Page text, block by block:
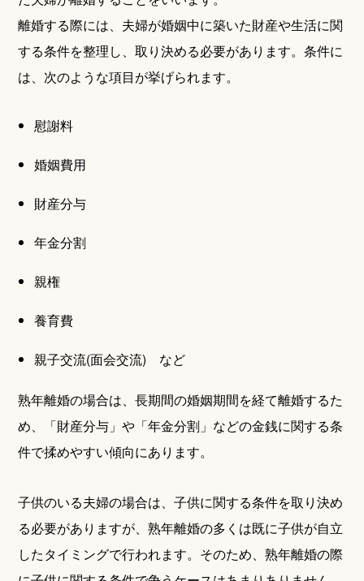
離婚する際には、夫婦が婚姻中に築いた財産や生活に関
する条件を整理し、取り決める必要があります。条件に
は、次のような項目が挙げられます。
慰謝料
婚姻費用
財産分与
年金分割
親権
養育費
親子交流(面会交流) など
熟年離婚の場合は、長期間の婚姻期間を経て離婚するた
め、「財産分与」や「年金分割」などの金銭に関する条
件で揉めやすい傾向にあります。
子供のいる夫婦の場合は、子供に関する条件を取り決め
る必要がありますが、熟年離婚の多くは既に子供が自立
したタイミングで行われます。そのため、熟年離婚の際